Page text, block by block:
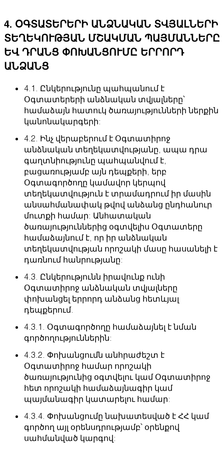
4. ՕԳՏԱՏԵՐԵՐԻ ԱՆՁՆԱԿԱՆ ՏՎՅԱԼՆԵՐԻ
ՏԵՂԵԿՈՒԹՅԱՆ ՄՇԱԿՄԱՆ ՊԱՅՄԱՆՆԵՐԸ
ԵՎ ԴՐԱՆՑ ՓՈԽԱՆՑՈՒՄԸ ԵՐՐՈՐԴ
ԱՆՁԱՆՑ
4.1. Ընկերությունը պահպանում է
Օգտատերերի անձնական տվյալները՝
համաձայն հատուկ ծառայությունների ներքին
կանոնակարգերի:
4.2. Ինչ վերաբերում է Օգտատիրոջ
անձնական տեղեկատվությանը, ապա դրա
գաղտնիությունը պահպանվում է,
բացառությամբ այն դեպքերի, երբ
Օգտագործողը կամավոր կերպով
տեղեկատվություն է տրամադրում իր մասին
անսահմանափակ թվով անձանց ընդհանուր
մուտքի համար: Անհատական
ծառայություններից օգտվելիս Օգտատերը
համաձայնում է, որ իր անձնական
տեղեկատվության որոշակի մասը հասանելի է
դառնում հանրությանը:
4.3. Ընկերությունն իրավունք ունի
Օգտատիրոջ անձնական տվյալները
փոխանցել երրորդ անձանց հետևյալ
դեպքերում.
4.3.1. Օգտագործողը համաձայնել է նման
գործողություններին:
4.3.2. Փոխանցումն անհրաժեշտ է
Օգտատիրոջ համար որոշակի
ծառայությունից օգտվելու կամ Օգտատիրոջ
հետ որոշակի համաձայնագիր կամ
պայմանագիր կատարելու համար:
4.3.4. Փոխանցումը նախատեսված է ՀՀ կամ
գործող այլ օրենսդրությամբ՝ օրենքով
սահմանված կարգով: